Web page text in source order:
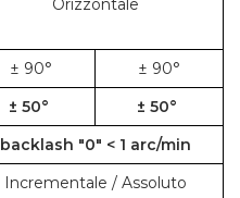
Orizzontale
± 90°
± 90°
± 50°
± 50°
backlash "0" < 1 arc/min
Incrementale / Assoluto